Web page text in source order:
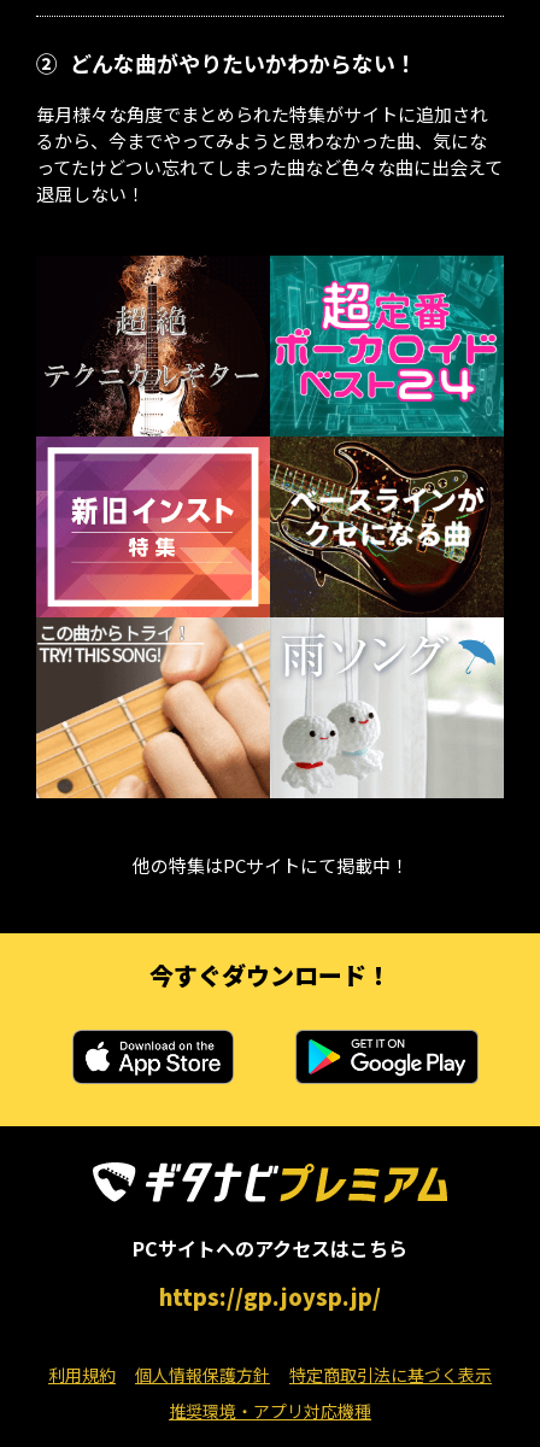
② どんな曲がやりたいかわからない！
毎月様々な角度でまとめられた特集がサイトに追加され
るから、今までやってみようと思わなかった曲、気にな
ってたけどつい忘れてしまった曲など色々な曲に出会えて
退屈しない！
他の特集はPCサイトにて掲載中！
今すぐダウンロード！
PCサイトへのアクセスはこちら
https://gp.joysp.jp/
利用規約 個人情報保護方針
特定商取引法に基づく表示
推奨環境・アプリ対応機種